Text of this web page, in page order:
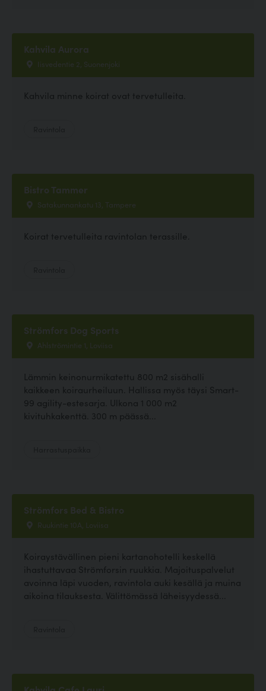
Kahvila Aurora
Iisvedentie 2, Suonenjoki
Kahvila minne koirat ovat tervetulleita.
Bistro Tammer
Satakunnankatu 13, Tampere
Koirat tervetulleita ravintolan terassille.
Strömfors Dog Sports
Ahlströmintie 1, Loviisa
Lämmin keinonurmikatettu 800 m2 sisähalli
kaikkeen koiraurheiluun. Hallissa myös täysi Smart-
99 agility-estesarja. Ulkona 1 000 m2
kivituhkakenttä. 300 m päässä...
Strömfors Bed & Bistro
Ruukintie 10A, Loviisa
Koiraystävällinen pieni kartanohotelli keskellä
ihastuttavaa Strömforsin ruukkia. Majoituspalvelut
avoinna läpi vuoden, ravintola auki kesällä ja muina
aikoina tilauksesta. Välittömässä läheisyydessä...